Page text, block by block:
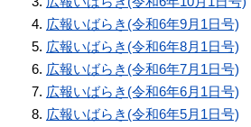
広報いばらき(令和6年9月1日号)
広報いばらき(令和6年8月1日号)
広報いばらき(令和6年7月1日号)
広報いばらき(令和6年6月1日号)
広報いばらき(令和6年5月1日号)